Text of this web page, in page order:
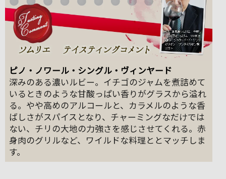
ピノ・ノワール・シングル・ヴィンヤード
深みのある濃いルビー。イチゴのジャムを煮詰めて
いるときのような甘酸っぱい香りがグラスから溢れ
る。やや高めのアルコールと、カラメルのような香
ばしさがスパイスとなり、チャーミングなだけでは
ない、チリの大地の力強さを感じさせてくれる。赤
身肉のグリルなど、ワイルドな料理ととマッチしま
す。